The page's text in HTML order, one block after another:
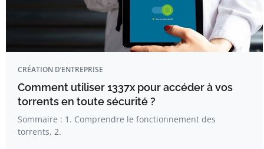
CRÉATION D’ENTREPRISE
Comment utiliser 1337x pour accéder à vos
torrents en toute sécurité ?
Sommaire : 1. Comprendre le fonctionnement des
torrents, 2.